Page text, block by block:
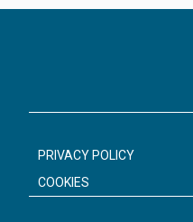
PRIVACY POLICY
COOKIES